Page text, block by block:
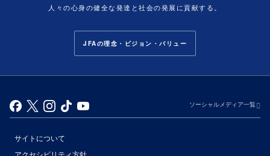
人々の心身の健全な発達と社会の発展に貢献する。
JFAの理念・ビジョン・バリュー
ソーシャルメディア一覧
サイトについて